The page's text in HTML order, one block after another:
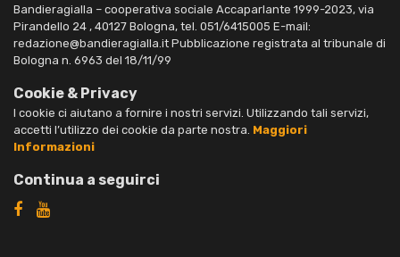
Bandieragialla – cooperativa sociale Accaparlante 1999-2023, via
Pirandello 24 , 40127 Bologna, tel. 051/6415005 E-mail:
redazione@bandieragialla.it Pubblicazione registrata al tribunale di
Bologna n. 6963 del 18/11/99
Cookie & Privacy
I cookie ci aiutano a fornire i nostri servizi. Utilizzando tali servizi,
accetti l’utilizzo dei cookie da parte nostra. Maggiori
Informazioni
Continua a seguirci